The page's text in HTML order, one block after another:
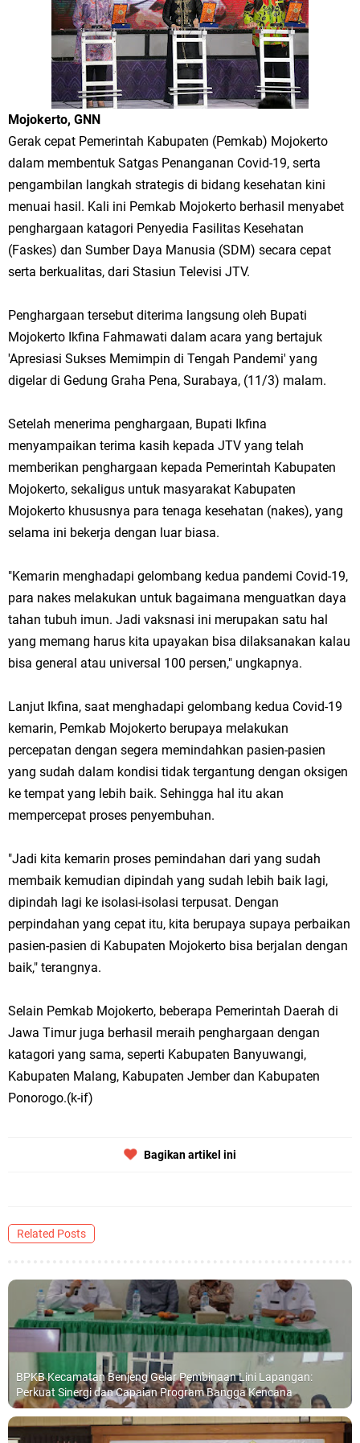
Tumpeng Nasi Krawu Pecahkan Rekor MURI, KWGe Angkat Kuliner
Gresik ke Panggung Dunia
FOZ Jatim, BAZNAS, dan Kemenag Salurkan 22.456 Bingkisan Lebaran
Yatim Serentak di Berbagai Daerah di Jawa Timur
Bupati Gresik Gus Yani Resmikan Kantor Desa Sidoraharjo: Simbol
Komitmen Pelayanan Publik dan Kepedulian Sosial
Optik Merlin Donasikan Rp10,36 Juta, Perkuat Keberlanjutan Program
JKNN
yang Terus Istiqomah
Ketua DPD Golkar Gresik Wongso Negoro Sambut Tahun Baru Islam
Wakil Ketua DPRD Gresik Mujid Riduan Sampaikan Doa dan Harapan di
Tahun Baru Islam 1448 H
Selamat Tahun Baru Islam 1 Muharram 1448 H: Pesan Hijrah Drs. H.
Husnul Aqib, M.M. untuk Negeri
PDUF MUI Jatim Gelar Doa Awal Tahun Hijriah, Teguhkan Optimisme
Reses Anggota DPRD Jabar M. Rizky di Desa Cibitung Wetan: Serap
Hari Jadi Pertama PHIGMA: Advokat dan LBH Perkuat Soliditas di
Jakarta
Pemdes Cibanteng Salurkan PMT: Cegah Stunting, Perkuat Gizi Balita
dan Ibu Hamil Narasi
Kembangkan Warung Bu Wiwik
Islamic Center
Jajanan Jadul di Ecopark Randuagung
Takmir Masjid KH Robbach Ma’sum Gelar Penyembelihan Hewan
Qurban dari Bupati & Kepala DPMPTSP Gresik
Kurban untuk Ratusan Warga
Bersolek, Siap Meriahkan HUT Ke 81 RI
Minggu, 9 Agustus
Mojokerto, GNN
Gerak cepat Pemerintah Kabupaten (Pemkab) Mojokerto
dalam membentuk Satgas Penanganan Covid-19, serta
pengambilan langkah strategis di bidang kesehatan kini
menuai hasil. Kali ini Pemkab Mojokerto berhasil menyabet
penghargaan katagori Penyedia Fasilitas Kesehatan
(Faskes) dan Sumber Daya Manusia (SDM) secara cepat
serta berkualitas, dari Stasiun Televisi JTV.
Penghargaan tersebut diterima langsung oleh Bupati
Mojokerto Ikfina Fahmawati dalam acara yang bertajuk
'Apresiasi Sukses Memimpin di Tengah Pandemi' yang
digelar di Gedung Graha Pena, Surabaya, (11/3) malam.
Setelah menerima penghargaan, Bupati Ikfina
menyampaikan terima kasih kepada JTV yang telah
memberikan penghargaan kepada Pemerintah Kabupaten
Mojokerto, sekaligus untuk masyarakat Kabupaten
Mojokerto khususnya para tenaga kesehatan (nakes), yang
selama ini bekerja dengan luar biasa.
"Kemarin menghadapi gelombang kedua pandemi Covid-19,
para nakes melakukan untuk bagaimana menguatkan daya
tahan tubuh imun. Jadi vaksnasi ini merupakan satu hal
yang memang harus kita upayakan bisa dilaksanakan kalau
bisa general atau universal 100 persen," ungkapnya.
Lanjut Ikfina, saat menghadapi gelombang kedua Covid-19
kemarin, Pemkab Mojokerto berupaya melakukan
percepatan dengan segera memindahkan pasien-pasien
yang sudah dalam kondisi tidak tergantung dengan oksigen
ke tempat yang lebih baik. Sehingga hal itu akan
mempercepat proses penyembuhan.
"Jadi kita kemarin proses pemindahan dari yang sudah
membaik kemudian dipindah yang sudah lebih baik lagi,
dipindah lagi ke isolasi-isolasi terpusat. Dengan
perpindahan yang cepat itu, kita berupaya supaya perbaikan
pasien-pasien di Kabupaten Mojokerto bisa berjalan dengan
baik," terangnya.
Selain Pemkab Mojokerto, beberapa Pemerintah Daerah di
Jawa Timur juga berhasil meraih penghargaan dengan
katagori yang sama, seperti Kabupaten Banyuwangi,
Kabupaten Malang, Kabupaten Jember dan Kabupaten
Ponorogo.(k-if)
Bagikan artikel ini
Related Posts
BPKB Kecamatan Benjeng Gelar Pembinaan Lini Lapangan:
Perkuat Sinergi dan Capaian Program Bangga Kencana